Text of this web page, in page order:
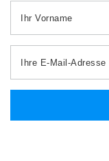
Ihr Vorname
Ihre E-Mail-Adresse